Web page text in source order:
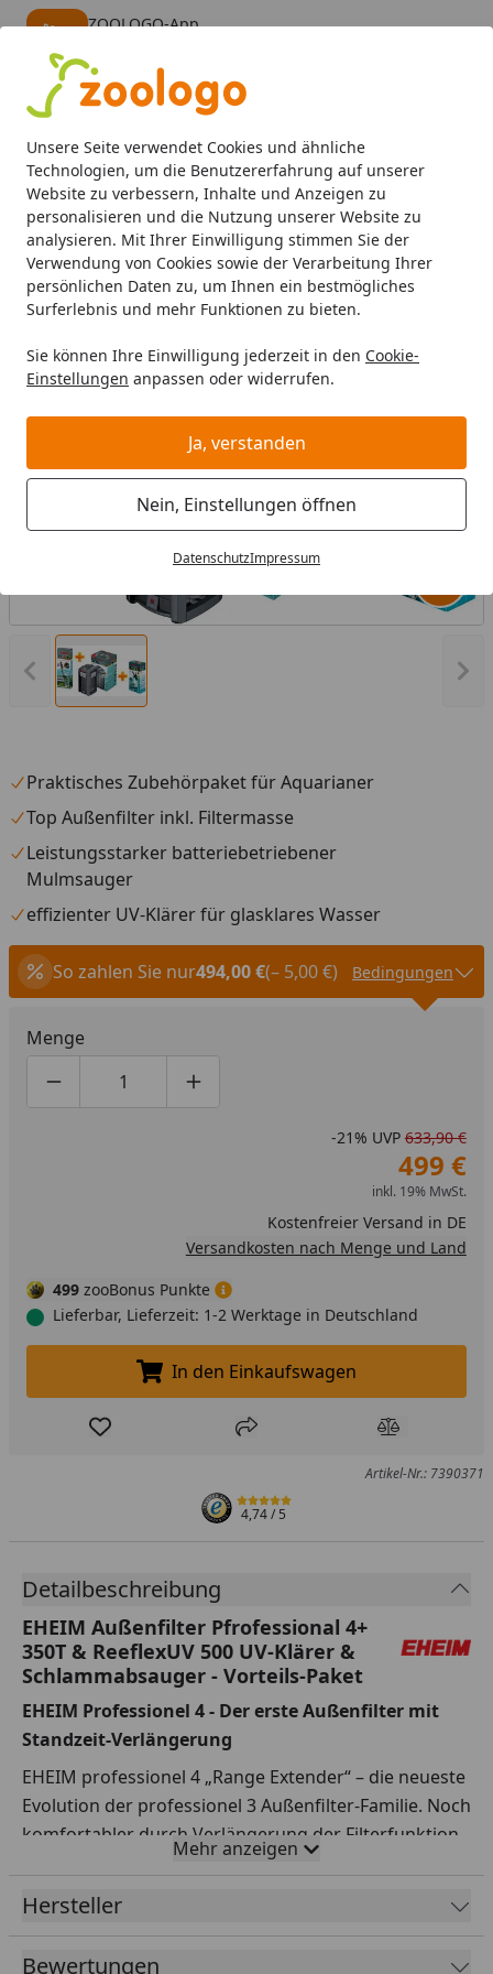
Unsere Seite verwendet Cookies und ähnliche
Technologien, um die Benutzererfahrung auf unserer
Website zu verbessern, Inhalte und Anzeigen zu
personalisieren und die Nutzung unserer Website zu
analysieren. Mit Ihrer Einwilligung stimmen Sie der
Verwendung von Cookies sowie der Verarbeitung Ihrer
persönlichen Daten zu, um Ihnen ein bestmögliches
Surferlebnis und mehr Funktionen zu bieten.
Sie können Ihre Einwilligung jederzeit in den Cookie-
Einstellungen anpassen oder widerrufen.
Ja, verstanden
Nein, Einstellungen öffnen
DatenschutzImpressum
ZOOLOGO-App
Alle Produkte
Mein Konto
Suchen
Startseite
Aquaristik Aquarienfilter, Pumpen & Zubehör
EHEIM Außenfilter Pfrofessional 4+
350T & ReeflexUV 500 UV-Klärer &
Vorheriges Bild anzeigen
Praktisches Zubehörpaket für Aquarianer
Top Außenfilter inkl. Filtermasse
Leistungsstarker batteriebetriebener
Mulmsauger
effizienter UV-Klärer für glasklares Wasser
So zahlen Sie nur494,00 €(– 5,00 €) Bedingungen
Menge
Produktmenge um eins verringern
Produktmenge manuell eingeben
Produktmenge um eins erhöhen
-21% UVP 633,90 €
499 €
inkl. 19% MwSt.
Kostenfreier Versand in DE
Versandkosten nach Menge und Land
499 zooBonus Punkte
Lieferbar, Lieferzeit: 1-2 Werktage in Deutschland
In den Einkaufswagen legen
In den Einkaufswagen
Produkt zur Wunschliste hinzufügen
Teilen Produkt
Artikel-Nr.: 7390371
4,74/ 5
Detailbeschreibung
EHEIM Außenfilter Pfrofessional 4+
350T & ReeflexUV 500 UV-Klärer &
Schlammabsauger - Vorteils-Paket
EHEIM Professionel 4 - Der erste Außenfilter mit
Standzeit-Verlängerung
EHEIM professionel 4 „Range Extender“ – die neueste
Evolution der professionel 3 Außenfilter-Familie. Noch
komfortabler durch Verlängerung der Filterfunktion.
Spitzentechnologie für höchste Ansprüche.
Mit EHEIM professionel 4 „Range Extender“
Notfall-Knopf.
Mehr anzeigen
Hersteller
Bewertungen